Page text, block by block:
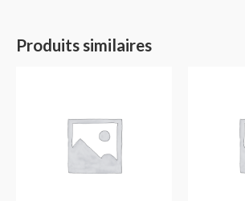
Produits similaires